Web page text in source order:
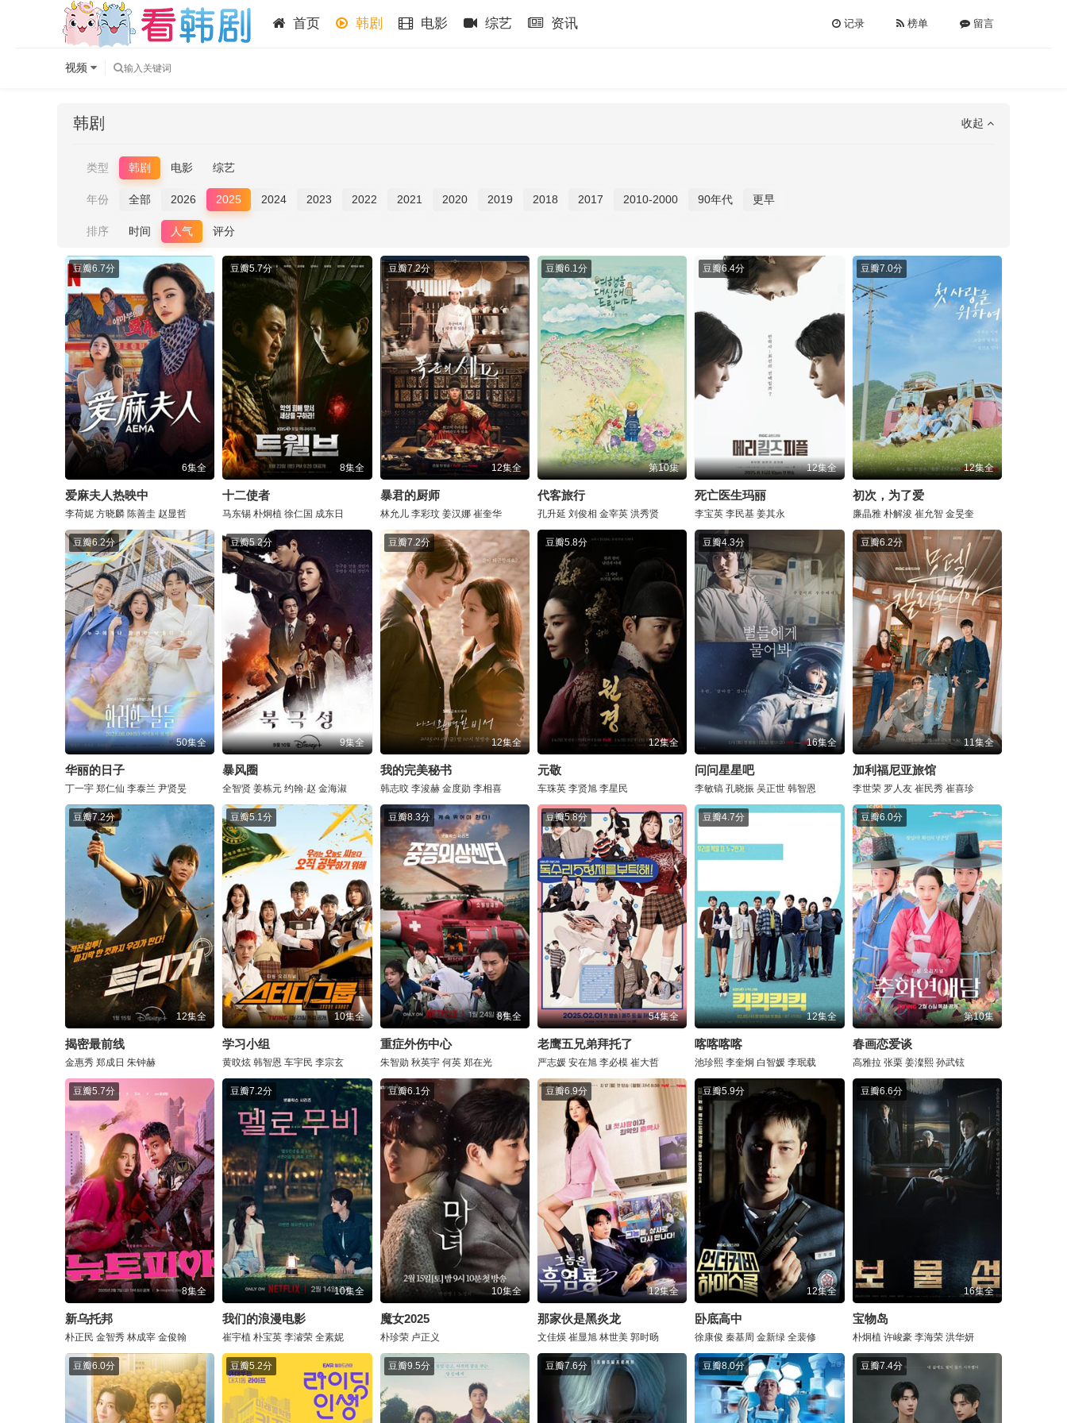
首页 韩剧 电影 综艺 资讯 记录 榜单 留言
视频
收起
韩剧
类型 韩剧 电影 综艺
年份 全部 2026 2025 2024 2023 2022 2021 2020 2019 2018 2017 2010-2000 90年代 更早
排序 时间 人气 评分
豆瓣6.7分
6集全
爱麻夫人热映中
李荷妮 方晓麟 陈善圭 赵显哲
豆瓣5.7分
8集全
十二使者
马东锡 朴炯植 徐仁国 成东日
豆瓣7.2分
12集全
暴君的厨师
林允儿 李彩玟 姜汉娜 崔奎华
豆瓣6.1分
第10集
代客旅行
孔升延 刘俊相 金宰英 洪秀贤
豆瓣6.4分
12集全
死亡医生玛丽
李宝英 李民基 姜其永
豆瓣7.0分
12集全
初次，为了爱
廉晶雅 朴解浚 崔允智 金旻奎
豆瓣6.2分
50集全
华丽的日子
丁一宇 郑仁仙 李泰兰 尹贤旻
豆瓣5.2分
9集全
暴风圈
全智贤 姜栋元 约翰·赵 金海淑
豆瓣7.2分
12集全
我的完美秘书
韩志旼 李浚赫 金度勋 李相喜
豆瓣5.8分
12集全
元敬
车珠英 李贤旭 李星民
豆瓣4.3分
16集全
问问星星吧
李敏镐 孔晓振 吴正世 韩智恩
豆瓣6.2分
11集全
加利福尼亚旅馆
李世荣 罗人友 崔民秀 崔喜珍
豆瓣7.2分
12集全
揭密最前线
金惠秀 郑成日 朱钟赫
豆瓣5.1分
10集全
学习小组
黄旼炫 韩智恩 车宇民 李宗玄
豆瓣8.3分
8集全
重症外伤中心
朱智勋 秋英宇 何英 郑在光
豆瓣5.8分
54集全
老鹰五兄弟拜托了
严志媛 安在旭 李必模 崔大哲
豆瓣4.7分
12集全
喀喀喀喀
池珍熙 李奎炯 白智媛 李珉载
豆瓣6.0分
第10集
春画恋爱谈
高雅拉 张栗 姜澯熙 孙武铉
豆瓣5.7分
8集全
新乌托邦
朴正民 金智秀 林成宰 金俊翰
豆瓣7.2分
10集全
我们的浪漫电影
崔宇植 朴宝英 李濬荣 全素妮
豆瓣6.1分
10集全
魔女2025
朴珍荣 卢正义
豆瓣6.9分
12集全
那家伙是黑炎龙
文佳煐 崔显旭 林世美 郭时旸
豆瓣5.9分
12集全
卧底高中
徐康俊 秦基周 金新绿 全裴修
豆瓣6.6分
16集全
宝物岛
朴炯植 许峻豪 李海荣 洪华妍
豆瓣6.0分 豆瓣5.2分 豆瓣9.5分 豆瓣7.6分 豆瓣8.0分 豆瓣7.4分